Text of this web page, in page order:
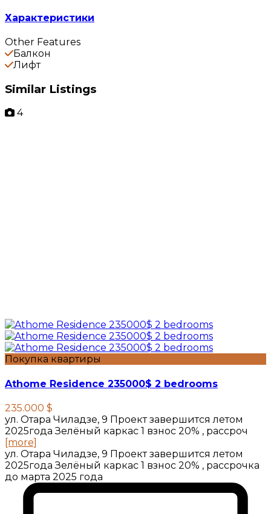
Характеристики
Other Features
Балкон
Лифт
Similar Listings
4
Покупка квартиры
Athome Residence 235000$ 2 bedrooms
235.000 $
ул. Отара Чиладзе, 9 Проект завершится летом
2025года Зелёный каркас 1 взнос 20% , рассроч
[more]
ул. Отара Чиладзе, 9 Проект завершится летом
2025года Зелёный каркас 1 взнос 20% , рассрочка
до марта 2025 года